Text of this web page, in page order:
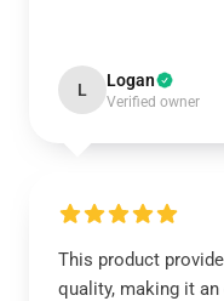
L Logan
Verified owner
This product
quality, making it